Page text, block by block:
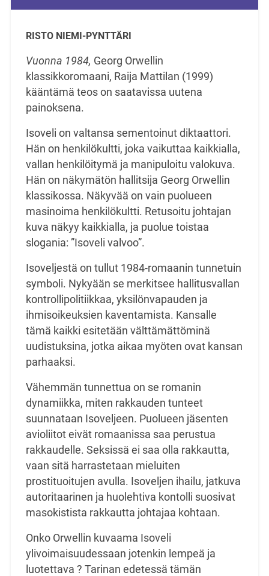
RISTO NIEMI-PYNTTÄRI
Vuonna 1984, Georg Orwellin
klassikkoromaani, Raija Mattilan (1999)
kääntämä teos on saatavissa uutena
painoksena.
Isoveli on valtansa sementoinut diktaattori.
Hän on henkilökultti, joka vaikuttaa kaikkialla,
vallan henkilöitymä ja manipuloitu valokuva.
Hän on näkymätön hallitsija Georg Orwellin
klassikossa. Näkyvää on vain puolueen
masinoima henkilökultti. Retusoitu johtajan
kuva näkyy kaikkialla, ja puolue toistaa
slogania: ”Isoveli valvoo”.
Isoveljestä on tullut 1984-romaanin tunnetuin
symboli. Nykyään se merkitsee hallitusvallan
kontrollipolitiikkaa, yksilönvapauden ja
ihmisoikeuksien kaventamista. Kansalle
tämä kaikki esitetään välttämättöminä
uudistuksina, jotka aikaa myöten ovat kansan
parhaaksi.
Vähemmän tunnettua on se romanin
dynamiikka, miten rakkauden tunteet
suunnataan Isoveljeen. Puolueen jäsenten
avioliitot eivät romaanissa saa perustua
rakkaudelle. Seksissä ei saa olla rakkautta,
vaan sitä harrastetaan mieluiten
prostituoitujen avulla. Isoveljen ihailu, jatkuva
autoritaarinen ja huolehtiva kontolli suosivat
masokistista rakkautta johtajaa kohtaan.
Onko Orwellin kuvaama Isoveli
ylivoimaisuudessaan jotenkin lempeä ja
luotettava ? Tarinan edetessä tämän